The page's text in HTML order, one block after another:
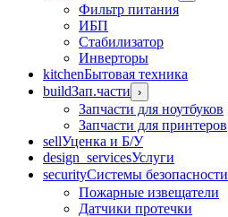
Фильтр питания
ИБП
Стабилизатор
Инверторы
kitchenБытовая техника
buildЗап.части ›
Запчасти для ноутбуков
Запчасти для принтеров
sellУценка и Б/У
design_servicesУслуги
securityСистемы безопасности
Пожарные извещатели
Датчики протечки